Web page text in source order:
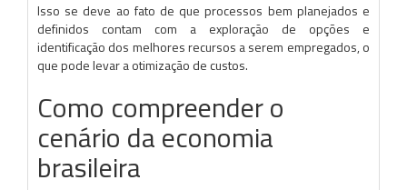
Isso se deve ao fato de que processos bem planejados e
definidos contam com a exploração de opções e
identificação dos melhores recursos a serem empregados, o
que pode levar a otimização de custos.
Como compreender o
cenário da economia
brasileira